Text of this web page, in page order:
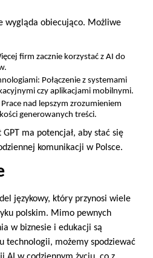
wygląda obiecująco. Możliwe
firm zacznie korzystać z AI do
Połączenie z systemami
czy aplikacjami mobilnymi.
nad lepszym zrozumieniem
generowanych treści.
ma potencjał, aby stać się
komunikacji w Polsce.
językowy, który przynosi wiele
polskim. Mimo pewnych
w biznesie i edukacji są
technologii, możemy spodziewać